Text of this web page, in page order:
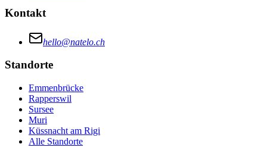
Kontakt
hello@natelo.ch
Standorte
Emmenbrücke
Rapperswil
Sursee
Muri
Küssnacht am Rigi
Alle Standorte